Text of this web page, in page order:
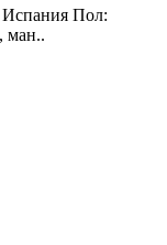
Испания Пол:
ман..